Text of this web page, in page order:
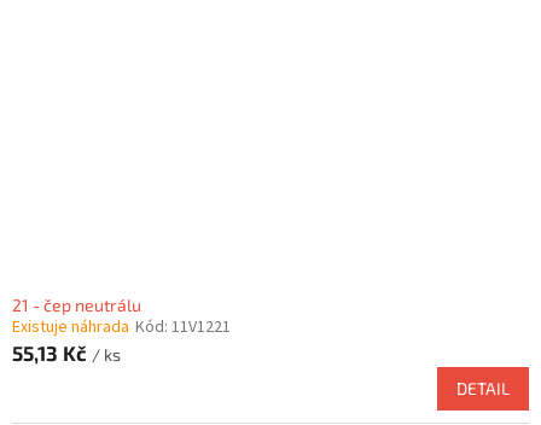
21 - čep neutrálu
Existuje náhrada Kód: 11V1221
55,13 Kč / ks
DETAIL